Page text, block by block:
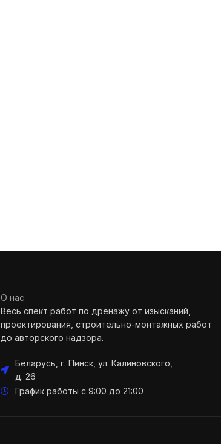
О нас
Весь спект работ по дренажу от изысканий,
проектирования, строительно-монтажных работ
до авторского надзора.
Беларусь, г. Пинск, ул. Калиновского,
д. 26
График работы с 9:00 до 21:00